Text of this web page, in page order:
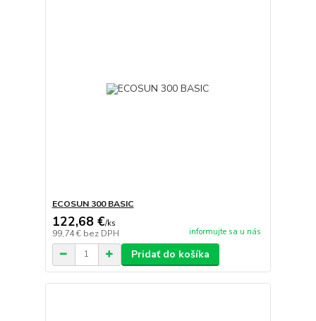
ECOSUN 300 BASIC
122,68 €/ks
99,74 € bez DPH informujte sa u nás
Pridať do košíka